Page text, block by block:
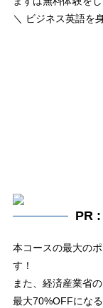
＼ ビジネス英語を
PR :
本コースの最大の
す！
また、経済産業省
最大70%OFFにな